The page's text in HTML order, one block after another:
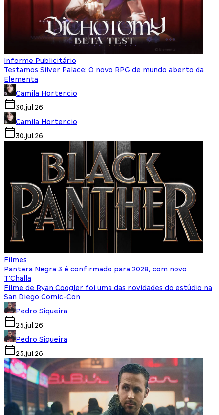
Informe Publicitário
Testamos Silver Palace: O novo RPG de mundo aberto da
Elementa
Camila Hortencio
30.jul.26
Camila Hortencio
30.jul.26
Filmes
Pantera Negra 3 é confirmado para 2028, com novo
T'Challa
Filme de Ryan Coogler foi uma das novidades do estúdio na
San Diego Comic-Con
Pedro Siqueira
25.jul.26
Pedro Siqueira
25.jul.26